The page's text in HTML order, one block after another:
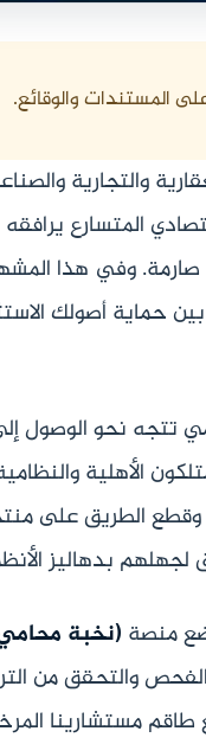
المستندات والوقائع.
والتجارية
هذا الحراك الاقتصادي
صارمة. وفي هذا
حماية أصولك
تتجه نحو الوصول
الأهلية
الطريق على
بدهاليز
منصة (نخبة
الفحص والتحقق من
طاقم مستشارينا